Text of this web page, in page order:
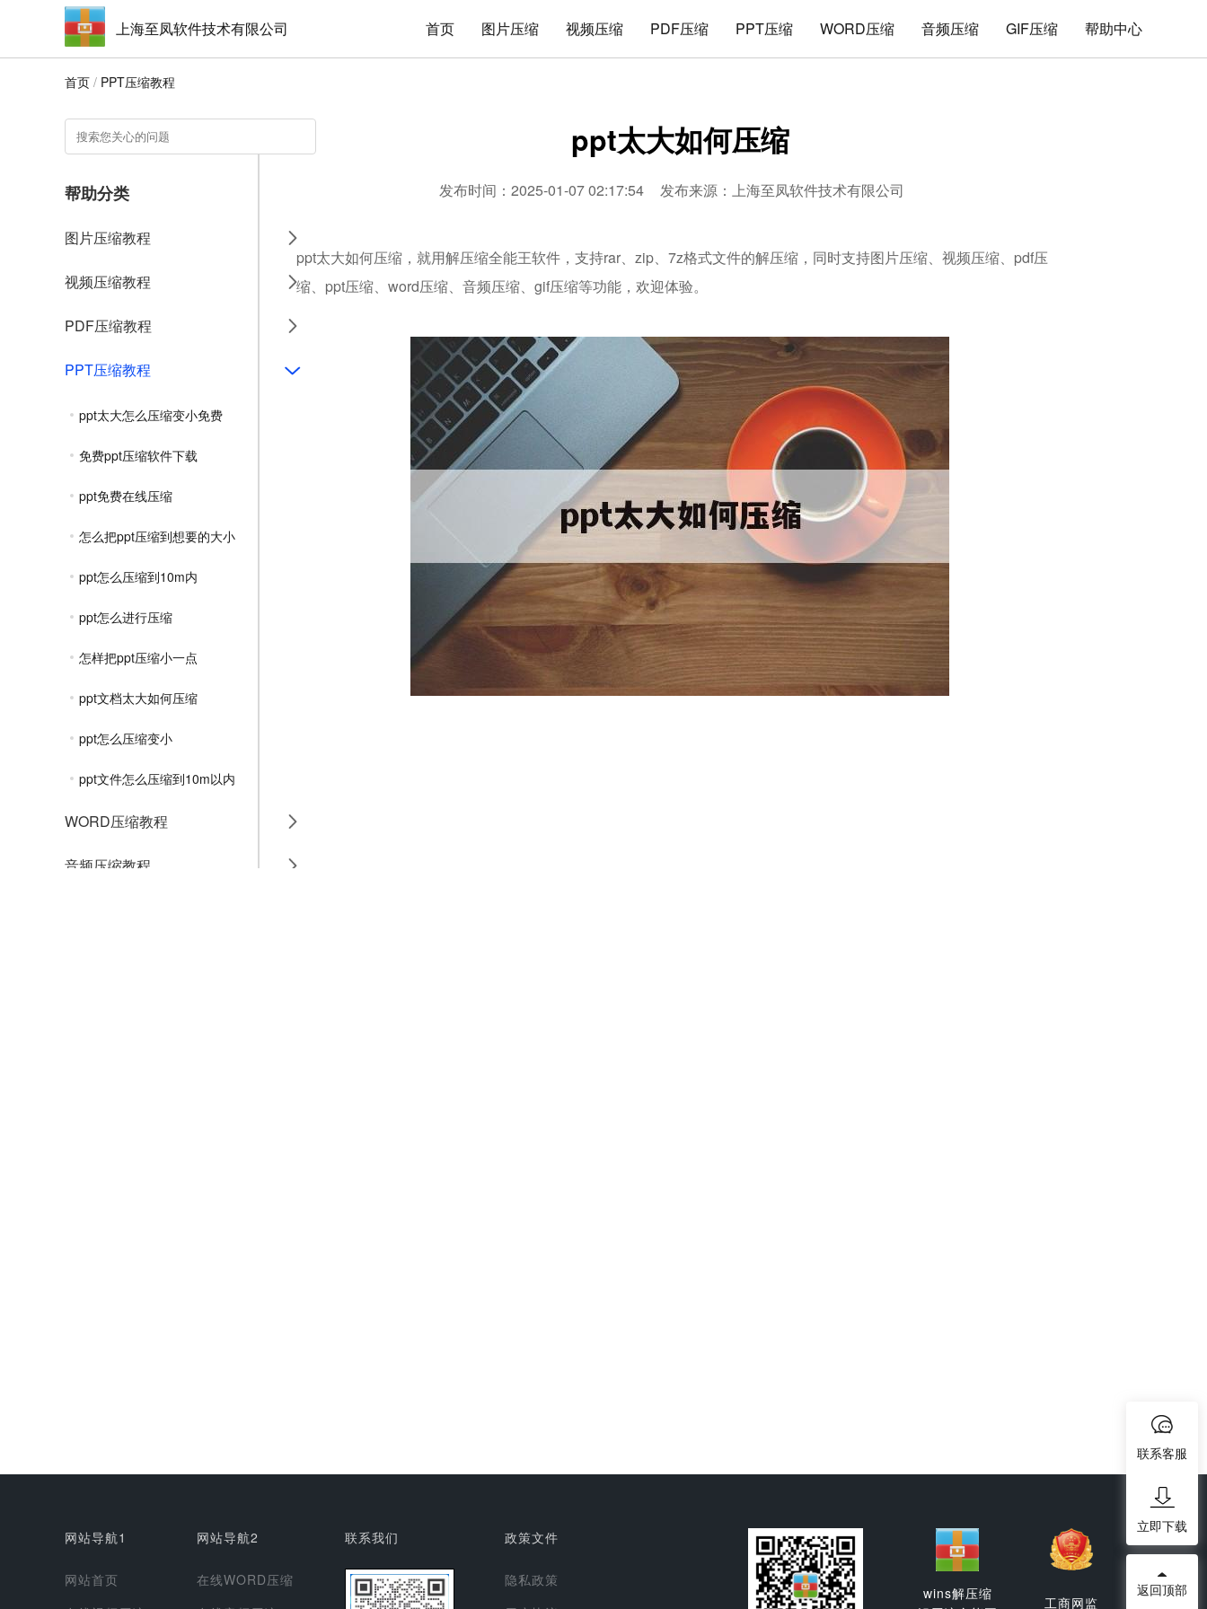
上海至凤软件技术有限公司 首页 图片压缩 视频压缩 PDF压缩 PPT压缩 WORD压缩 音频压缩 GIF压缩 帮助中心
首页 / PPT压缩教程
帮助分类
图片压缩教程
视频压缩教程
PDF压缩教程
PPT压缩教程
ppt太大怎么压缩变小免费
免费ppt压缩软件下载
ppt免费在线压缩
怎么把ppt压缩到想要的大小
ppt怎么压缩到10m内
ppt怎么进行压缩
怎样把ppt压缩小一点
ppt文档太大如何压缩
ppt怎么压缩变小
ppt文件怎么压缩到10m以内
WORD压缩教程
音频压缩教程
ppt太大如何压缩
发布时间：2025-01-07 02:17:54 发布来源：上海至凤软件技术有限公司
ppt太大如何压缩，就用解压缩全能王软件，支持rar、zip、7z格式文件的解压缩，同时支持图片压缩、视频压缩、pdf压
缩、ppt压缩、word压缩、音频压缩、gif压缩等功能，欢迎体验。
网站导航1
网站首页
网站导航2
在线WORD压缩
联系我们 政策文件
隐私政策
wins解压缩
工商网监
联系客服
立即下载
返回顶部